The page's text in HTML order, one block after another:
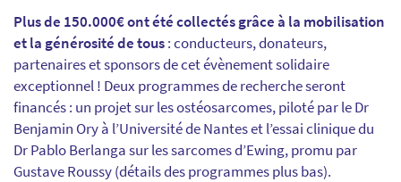
Plus de 150.000€ ont été collectés grâce à la mobilisation
et la générosité de tous: conducteurs, donateurs,
partenaires et sponsors de cet évènement solidaire
exceptionnel ! Deux programmes de recherche seront
financés : un projet sur les ostéosarcomes, piloté par le Dr
Benjamin Ory à l’Université de Nantes et l’essai clinique du
Dr Pablo Berlanga sur les sarcomes d’Ewing, promu par
Gustave Roussy (détails des programmes plus bas).